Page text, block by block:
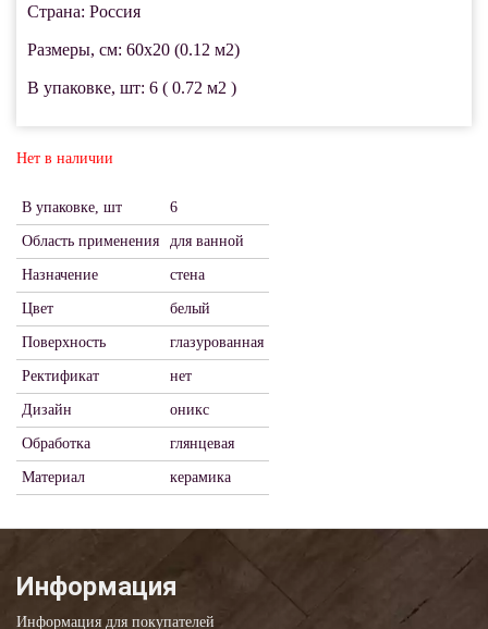
Страна: Россия
Размеры, см: 60x20 (0.12 м2)
В упаковке, шт: 6 ( 0.72 м2 )
Нет в наличии
В упаковке, шт 6
Область применения для ванной
Назначение стена
Цвет белый
Поверхность глазурованная
Ректификат нет
Дизайн оникс
Обработка глянцевая
Материал керамика
Информация
Информация для покупателей